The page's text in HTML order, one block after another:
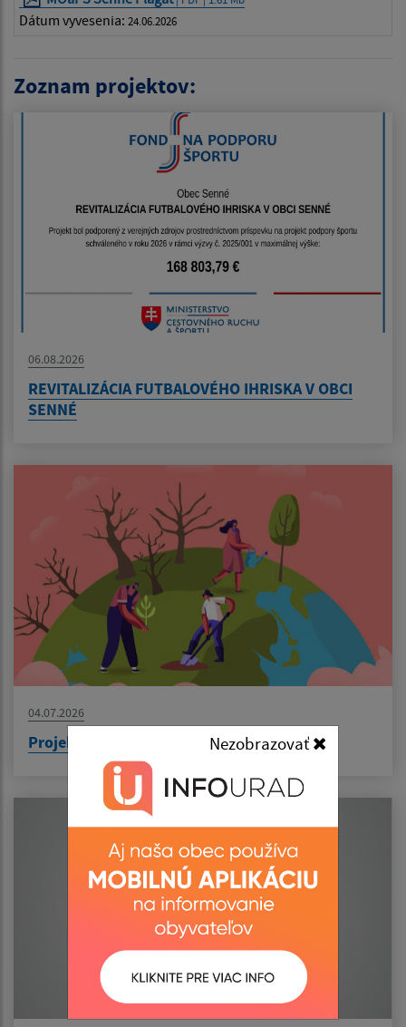
Nezobrazovať
Dátum vyvesenia: 24.06.2026
Zoznam projektov:
06.08.2026
REVITALIZÁCIA FUTBALOVÉHO IHRISKA V OBCI
SENNÉ
04.07.2026
Projekt: Výsadba zelene v obci Senné